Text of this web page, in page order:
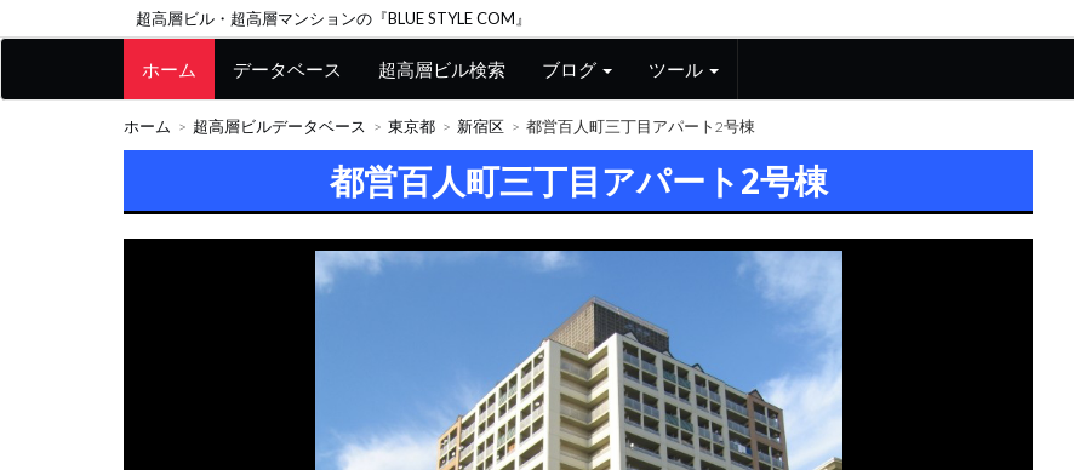
超高層ビル・超高層マンションの『BLUE STYLE COM』
ホーム データベース 超高層ビル検索 ブログ ツール
ホーム 超高層ビルデータベース 東京都 新宿区 都営百人町三丁目アパート2号棟
都営百人町三丁目アパート2号棟